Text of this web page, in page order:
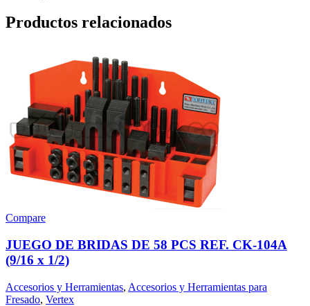
Productos relacionados
Compare
JUEGO DE BRIDAS DE 58 PCS REF. CK-104A
(9/16 x 1/2)
Accesorios y Herramientas, Accesorios y Herramientas para
Fresado, Vertex